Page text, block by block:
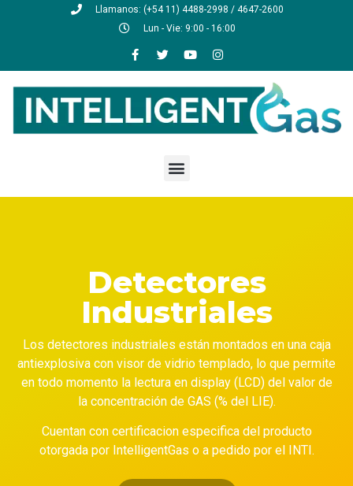
Llamanos: (+54 11) 4488-2998 / 4647-2600
Lun - Vie: 9:00 - 16:00
Detectores
Industriales
Los detectores industriales están montados en una caja
antiexplosiva con visor de vidrio templado, lo que permite
en todo momento la lectura en display (LCD) del valor de
la concentración de GAS (% del LIE).
Cuentan con certificacion especifica del producto
otorgada por IntelligentGas o a pedido por el INTI.